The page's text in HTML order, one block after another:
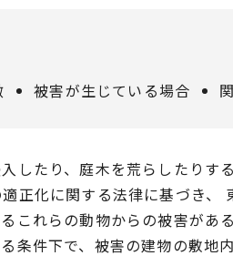
被害が生じている場合
したり、庭木を荒らしたりす
正化に関する法律に基づき、
これらの動物からの被害があ
条件下で、被害の建物の敷地